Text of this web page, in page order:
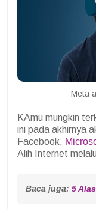
Meta
KAmu mungkin
ini pada akhirnya
Facebook,
Alih Internet
Baca juga: 5